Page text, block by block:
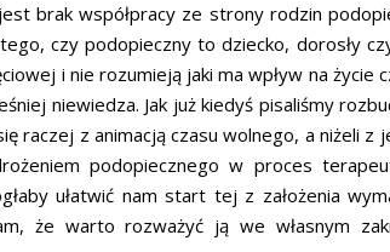
brak współpracy ze strony rodzin
czy podopieczny to dziecko, dorosły
i nie rozumieją jaki ma wpływ na życie
niewiedza. Jak już kiedyś pisaliśmy
raczej z animacją czasu wolnego, a niżeli z
podopiecznego w proces
ułatwić nam start tej z założenia
że warto rozważyć ją we własnym